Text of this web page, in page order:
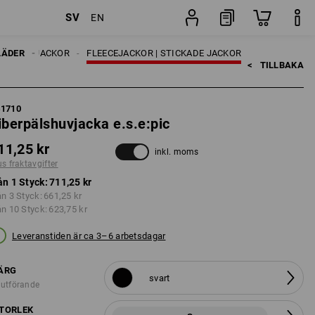
SV EN
FLEECEJACKOR | STICKADE JACKOR
ARBETSJACKOR
< TILLBAKA
e.s.e:pic
kr
fraktavgifter
inkl. moms
1 Styck:711,25 kr
3 Styck: 661,25 kr
10 Styck: 623,75 kr
Leveranstiden är ca 3–6 arbetsdagar
svart